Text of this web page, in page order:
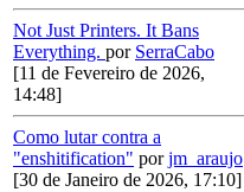
Not Just Printers. It Bans
Everything. por SerraCabo
[11 de Fevereiro de 2026,
14:48]
Como lutar contra a
"enshitification" porjm_araujo
[30 de Janeiro de 2026, 17:10]